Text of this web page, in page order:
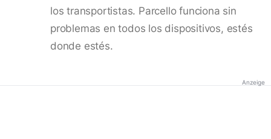
los transportistas. Parcello funciona sin
problemas en todos los dispositivos, estés
donde estés.
Anzeige